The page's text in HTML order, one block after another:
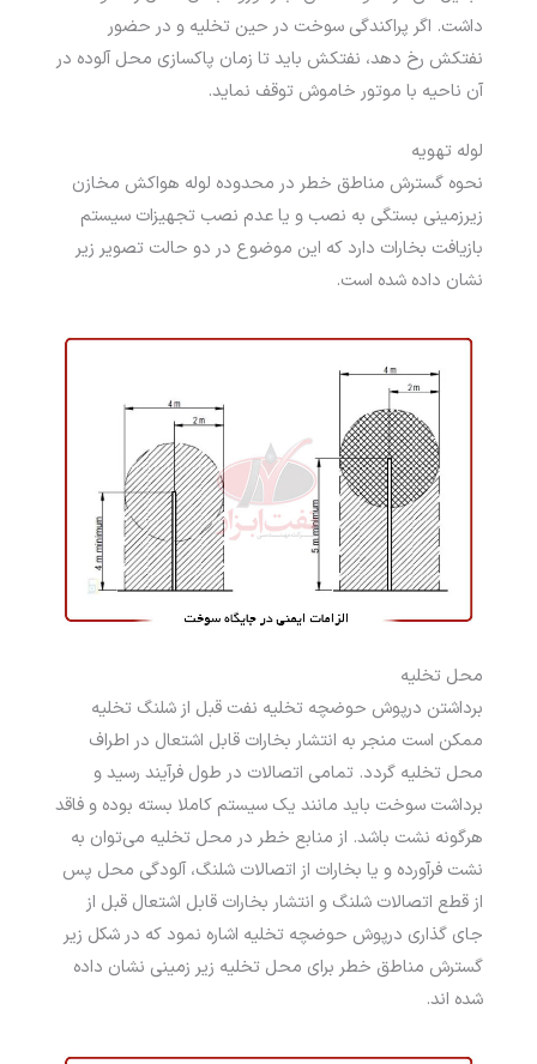
داشت. اگر پراکندگی سوخت در حین تخلیه و در حضور
نفتکش رخ ­دهد، نفتکش باید تا زمان پاکسازی محل آلوده در
آن ناحیه با موتور خاموش توقف نماید.
لوله تهویه
نحوه گسترش مناطق خطر در محدوده لوله هواکش مخازن
زیرزمینی بستگی به نصب و یا عدم نصب تجهیزات سیستم
بازیافت بخارات دارد که این موضوع در دو حالت تصویر زیر
نشان داده شده است.
محل تخلیه
برداشتن درپوش حوضچه تخلیه نفت قبل از شلنگ تخلیه
ممکن است منجر به انتشار بخارات قابل اشتعال در اطراف
محل تخلیه گردد. تمامی اتصالات در طول فرآیند رسید و
برداشت سوخت باید مانند یک سیستم کاملا بسته بوده و فاقد
هرگونه نشت باشد. از منابع خطر در محل تخلیه می‌­توان به
نشت فرآورده و یا بخارات از اتصالات شلنگ، آلودگی محل پس
از قطع اتصالات شلنگ و انتشار بخارات قابل اشتعال قبل از
جای گذاری درپوش حوضچه تخلیه اشاره نمود که در شکل زیر
گسترش مناطق خطر برای محل تخلیه زیر زمینی نشان داده
شده اند.